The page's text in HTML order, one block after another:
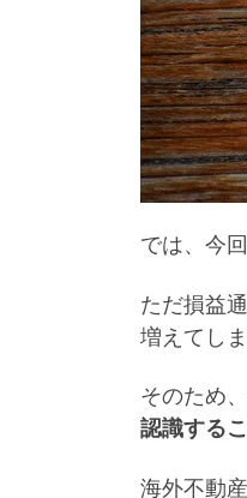
では、今
ただ損益
増えてし
そのため
認識する
海外不動